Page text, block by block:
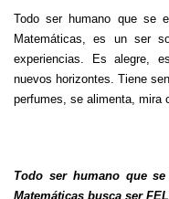
Todo ser humano que se
Matemáticas, es un ser
experiencias. Es alegre,
nuevos horizontes. Tiene
perfumes, se alimenta, mira
Todo ser humano que
Matemáticas busca ser